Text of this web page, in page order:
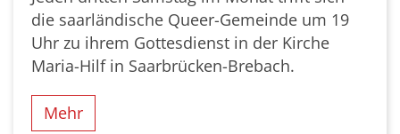
die saarländische Queer-Gemeinde um 19
Uhr zu ihrem Gottesdienst in der Kirche
Maria-Hilf in Saarbrücken-Brebach.
Mehr